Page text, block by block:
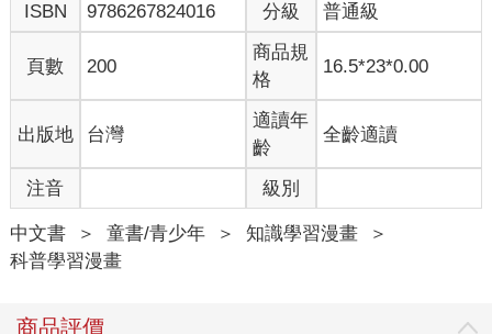
ISBN
9786267824016 分級 普通級
頁數 200
商品規
格
16.5*23*0.00
出版地 台灣
適讀年
齡
全齡適讀
注音 級別
中文書 ＞ 童書/青少年 ＞ 知識學習漫畫
＞
科普學習漫畫
商品評價